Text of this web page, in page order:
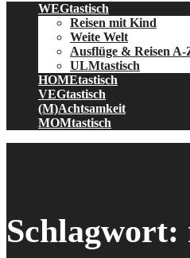
WEGtastisch
Reisen mit Kind
Weite Welt
Ausflüge & Reisen A-
ULMtastisch
HOMEtastisch
VEGtastisch
(M)Achtsamkeit
MOMtastisch
Schlagwort: